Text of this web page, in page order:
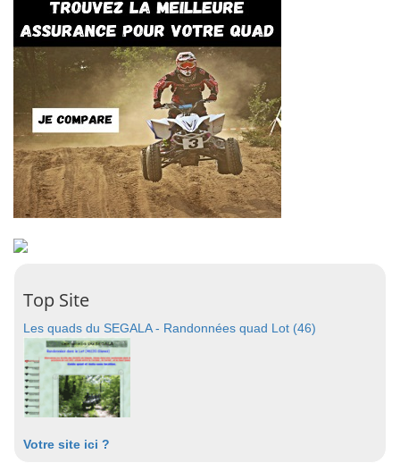
Top Site
Les quads du SEGALA - Randonnées quad Lot (46)
Votre site ici ?